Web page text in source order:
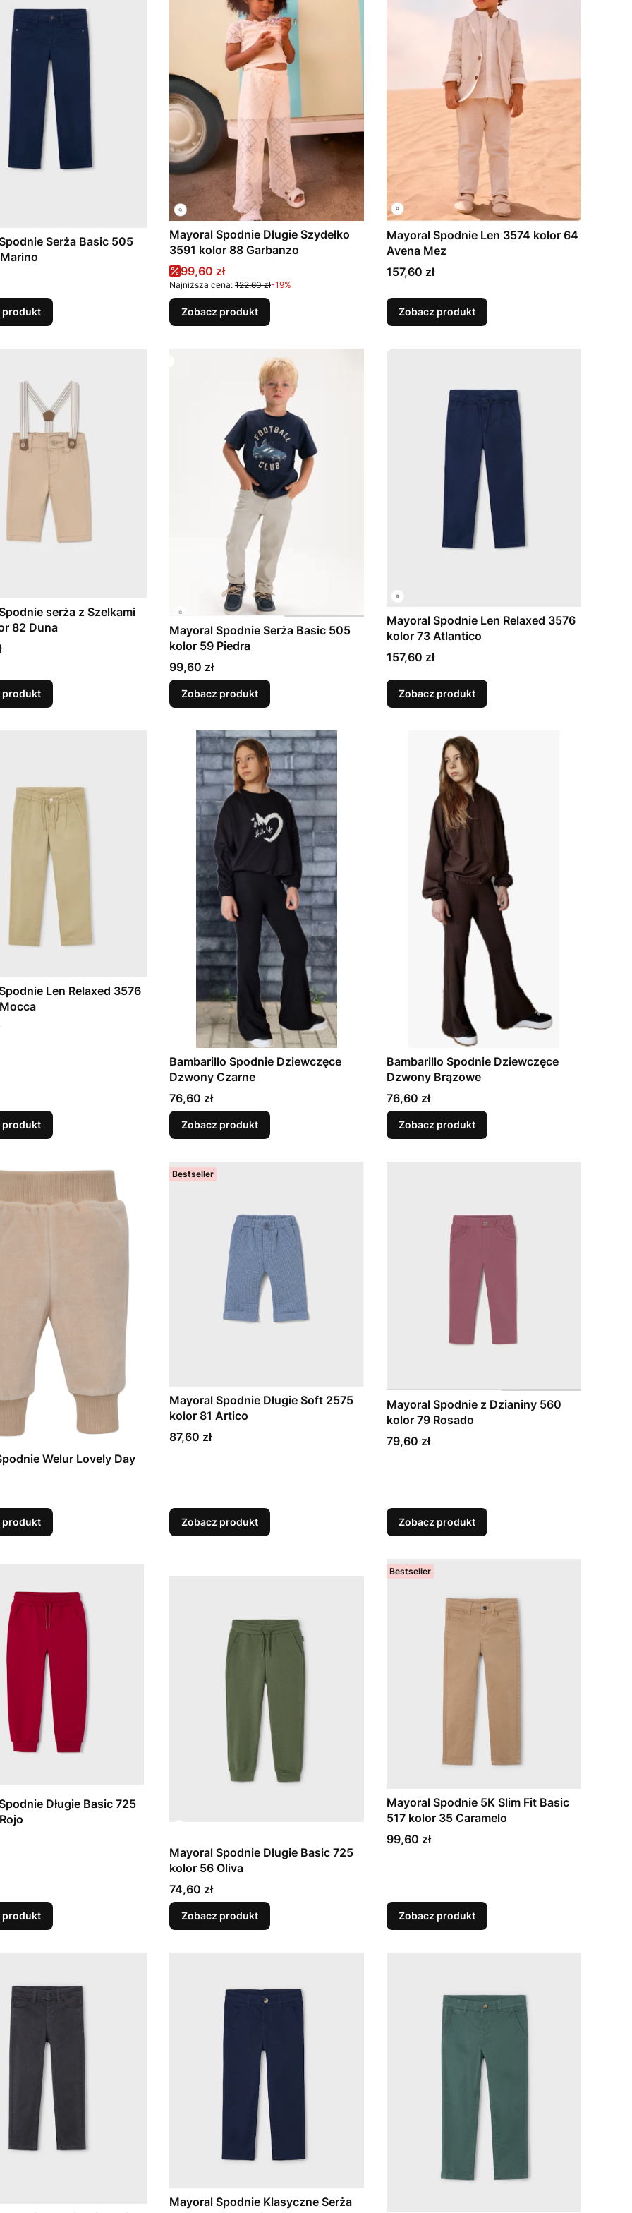
Serża Basic 505
produkt
Mayoral Spodnie Długie Szydełko
3591 kolor 88 Garbanzo
Cena promocyjna
99,60 zł
Najniższa cena: 122,60 zł-19%
Zobacz produkt
Mayoral Spodnie Len 3574 kolor 64
Avena Mez
Cena
157,60 zł
Zobacz produkt
serża z Szelkami
82 Duna
produkt
Mayoral Spodnie Serża Basic 505
kolor 59 Piedra
Cena
99,60 zł
Zobacz produkt
Mayoral Spodnie Len Relaxed 3576
kolor 73 Atlantico
Cena
157,60 zł
Zobacz produkt
Len Relaxed 3576
produkt
Bambarillo Spodnie Dziewczęce
Dzwony Czarne
Cena
76,60 zł
Zobacz produkt
Bambarillo Spodnie Dziewczęce
Dzwony Brązowe
Cena
76,60 zł
Zobacz produkt
Welur Lovely Day
produkt
Bestseller
Mayoral Spodnie Długie Soft 2575
kolor 81 Artico
Cena
87,60 zł
Zobacz produkt
Mayoral Spodnie z Dzianiny 560
kolor 79 Rosado
Cena
79,60 zł
Zobacz produkt
Długie Basic 725
produkt
Mayoral Spodnie Długie Basic 725
kolor 56 Oliva
Cena
74,60 zł
Zobacz produkt
Bestseller
Mayoral Spodnie 5K Slim Fit Basic
517 kolor 35 Caramelo
Cena
99,60 zł
Zobacz produkt
Mayoral Spodnie Klasyczne Serża